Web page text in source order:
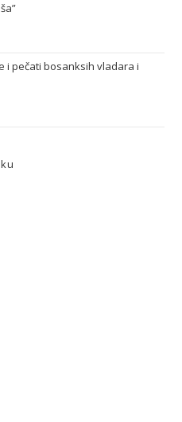
i pečati bosanksih vladara i